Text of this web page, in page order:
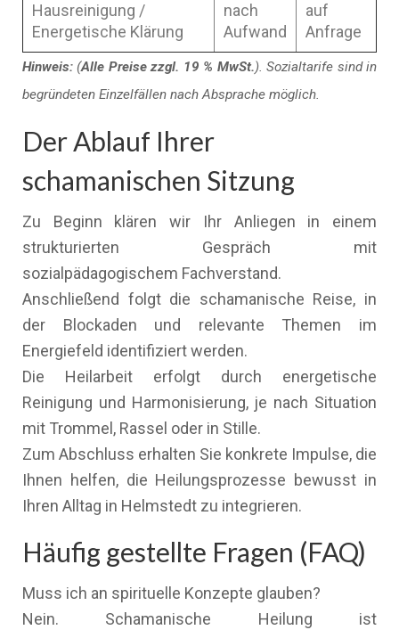
Hausreinigung /
Energetische Klärung
nach
Aufwand
auf
Anfrage
Hinweis: (Alle Preise zzgl. 19 % MwSt.). Sozialtarife sind in
begründeten Einzelfällen nach Absprache möglich.
Der Ablauf Ihrer
schamanischen Sitzung
Zu Beginn klären wir Ihr Anliegen in einem
strukturierten Gespräch mit
sozialpädagogischem Fachverstand.
Anschließend folgt die schamanische Reise, in
der Blockaden und relevante Themen im
Energiefeld identifiziert werden.
Die Heilarbeit erfolgt durch energetische
Reinigung und Harmonisierung, je nach Situation
mit Trommel, Rassel oder in Stille.
Zum Abschluss erhalten Sie konkrete Impulse, die
Ihnen helfen, die Heilungsprozesse bewusst in
Ihren Alltag in Helmstedt zu integrieren.
Häufig gestellte Fragen (FAQ)
Muss ich an spirituelle Konzepte glauben?
Nein. Schamanische Heilung ist